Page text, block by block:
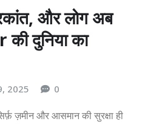
और लोग अब
दुनिया का
2025 0
ज़मीन और आसमान की सुरक्षा ही